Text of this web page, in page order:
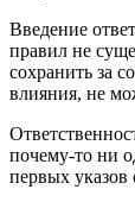
Введение
правил не
сохранить за
влияния, не
почему-то ни
первых указов